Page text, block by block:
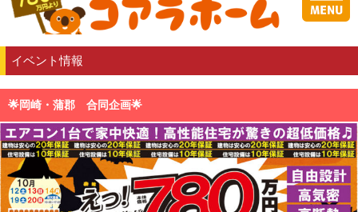
イベント情報
🌟岡崎・蒲郡 合同企画🌟